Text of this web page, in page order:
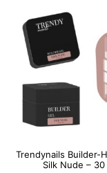
Trendynails Builder-
Silk Nude –